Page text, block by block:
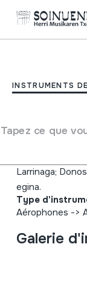
INSTRUMENTS
Tapez ce que
Larrinaga;
egina.
Type
Aérophones ->
Galerie